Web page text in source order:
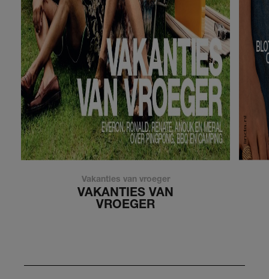
Vakanties van vroeger
VAKANTIES VAN
VROEGER